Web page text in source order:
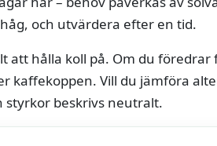
och utvärdera efter en tid.
att hålla koll på. Om du
kaffekoppen. Vill du jämföra
styrkor beskrivs neutralt.